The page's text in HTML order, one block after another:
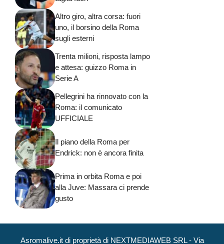
Altro giro, altra corsa: fuori
uno, il borsino della Roma
sugli esterni
Trenta milioni, risposta lampo
e attesa: guizzo Roma in
Serie A
Pellegrini ha rinnovato con la
Roma: il comunicato
UFFICIALE
Il piano della Roma per
Endrick: non è ancora finita
Prima in orbita Roma e poi
alla Juve: Massara ci prende
gusto
Asromalive.it di proprietà di NEXTMEDIAWEB SRL - Via